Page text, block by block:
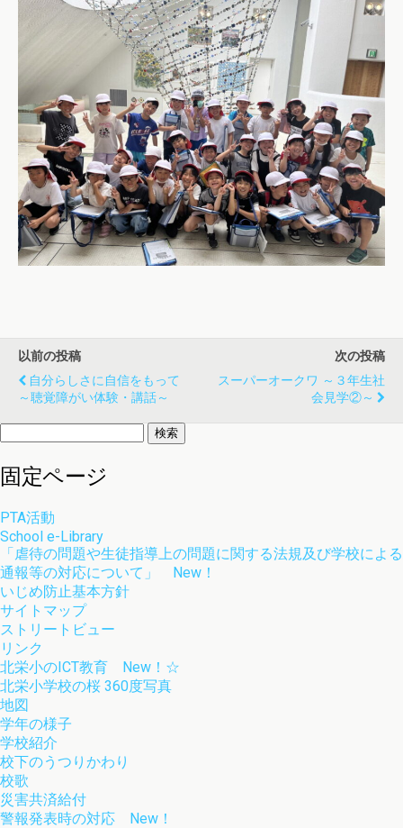
以前の投稿
自分らしさに自信をもって
～聴覚障がい体験・講話～
次の投稿
スーパーオークワ ～３年生社
会見学②～
検
固定ページ
PTA活動
School e-Library
「虐待の問題や生徒指導上の問題に関する法規及び学校による
通報等の対応について」 New！
いじめ防止基本方針
サイトマップ
ストリートビュー
リンク
北栄小のICT教育 New！☆
北栄小学校の桜 360度写真
地図
学年の様子
学校紹介
校下のうつりかわり
校歌
災害共済給付
警報発表時の対応 New！